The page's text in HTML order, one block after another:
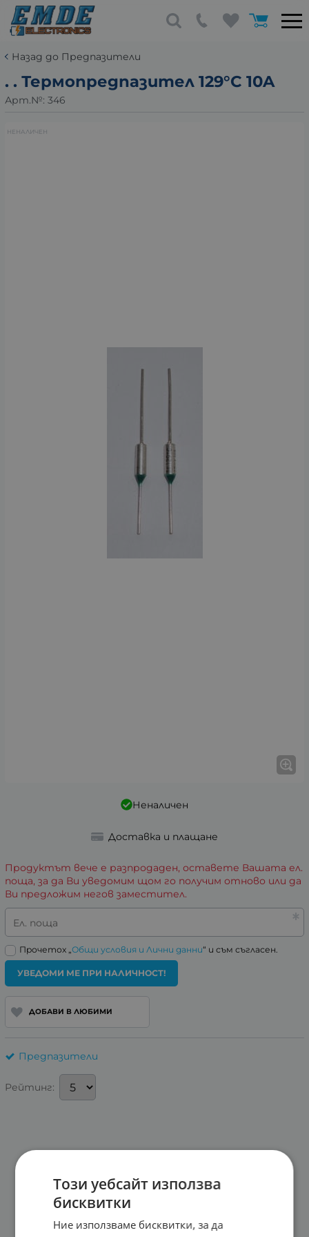
Назад до Предпазители
. . Термопредпазител 129°C 10A
Арт.№: 346
НЕНАЛИЧЕН
Неналичен
Доставка и плащане
Продуктът вече е разпродаден, оставете Вашата ел.
поща, за да Ви уведомим щом го получим отново или да
Ви предложим негов заместител.
Ел. поща
Прочетох „Общи условия и Лични данни“ и съм съгласен.
УВЕДОМИ МЕ ПРИ НАЛИЧНОСТ!
ДОБАВИ В ЛЮБИМИ
Предпазители
Рейтинг:
Този уебсайт използва
бисквитки
Ние използваме бисквитки, за да